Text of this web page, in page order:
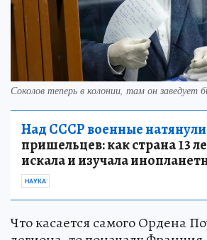
Соколов теперь в колонии, там он заведует
Над СССР военные натянули
пришельцев: как страна 13
искала и изучала
НАУКА
Что касается самого Ордена